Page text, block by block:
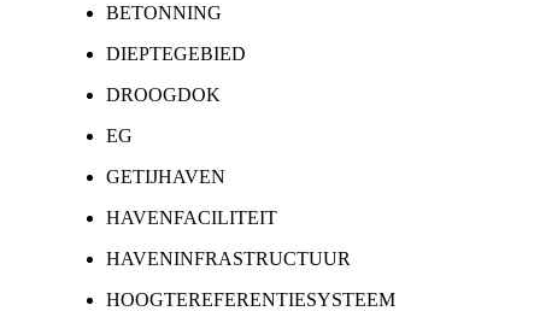
BETONNING
DIEPTEGEBIED
DROOGDOK
EG
GETIJHAVEN
HAVENFACILITEIT
HAVENINFRASTRUCTUUR
HOOGTEREFERENTIESYSTEEM